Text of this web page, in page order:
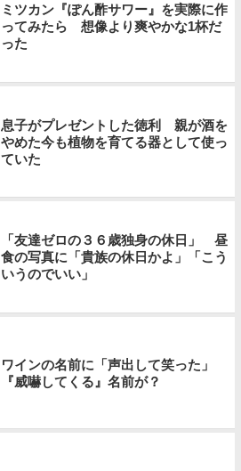
ミツカン『ぽん酢サワー』を実際に作
ってみたら 想像より爽やかな1杯だ
った
息子がプレゼントした徳利 親が酒を
やめた今も植物を育てる器として使っ
ていた
「友達ゼロの３６歳独身の休日」 昼
食の写真に「貴族の休日かよ」「こう
いうのでいい」
ワインの名前に「声出して笑った」
『威嚇してくる』名前が？